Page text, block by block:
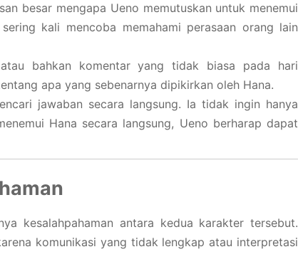
besar mengapa Ueno memutuskan untuk menemui
kali mencoba memahami perasaan orang lain
bahkan komentar yang tidak biasa pada hari
apa yang sebenarnya dipikirkan oleh Hana.
jawaban secara langsung. Ia tidak ingin hanya
Hana secara langsung, Ueno berharap dapat
kesalahpahaman antara kedua karakter tersebut.
komunikasi yang tidak lengkap atau interpretasi